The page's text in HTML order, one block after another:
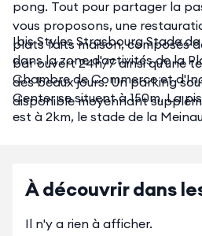
pong. Tout pour partager la
vous proposons, une
plats faits maison, composés
bar ouvert 24h/7 ainsi qu'une
des beaux jours. Un parking
disponible moyennant
Ibis Styles Strasbourg Stade
dans la zone d'activités de la
Chambre de Commerce et
Center se situent à 150m. La
est à 2km, le stade de la
À découvrir dans
Il n'y a rien à afficher.